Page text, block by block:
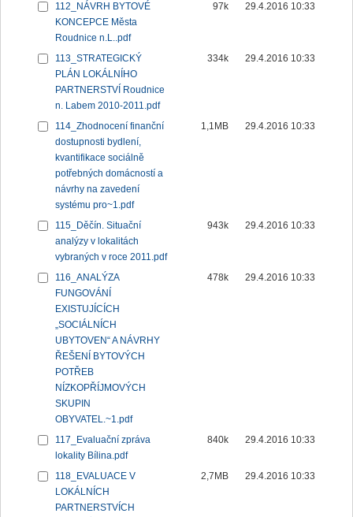
112_NÁVRH BYTOVÉ
KONCEPCE Města
Roudnice n.L..pdf
97k 29.4.2016 10:33
113_STRATEGICKÝ
PLÁN LOKÁLNÍHO
PARTNERSTVÍ Roudnice
n. Labem 2010-2011.pdf
334k 29.4.2016 10:33
114_Zhodnocení finanční
dostupnosti bydlení,
kvantifikace sociálně
potřebných domácností a
návrhy na zavedení
systému pro~1.pdf
1,1MB 29.4.2016 10:33
115_Děčín. Situační
analýzy v lokalitách
vybraných v roce 2011.pdf
943k 29.4.2016 10:33
116_ANALÝZA
FUNGOVÁNÍ
EXISTUJÍCÍCH
„SOCIÁLNÍCH
UBYTOVEN“ A NÁVRHY
ŘEŠENÍ BYTOVÝCH
POTŘEB
NÍZKOPŘÍJMOVÝCH
SKUPIN
OBYVATEL.~1.pdf
478k 29.4.2016 10:33
117_Evaluační zpráva
lokality Bílina.pdf
840k 29.4.2016 10:33
118_EVALUACE V
LOKÁLNÍCH
PARTNERSTVÍCH
2,7MB 29.4.2016 10:33